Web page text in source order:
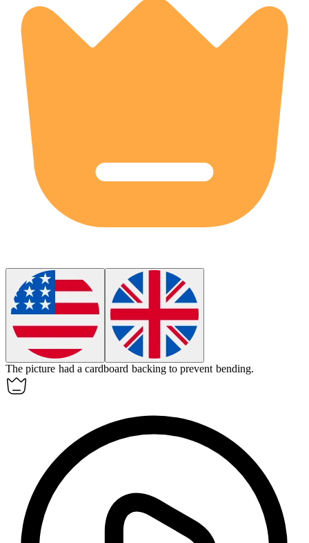
The picture had a cardboard backing to prevent bending.